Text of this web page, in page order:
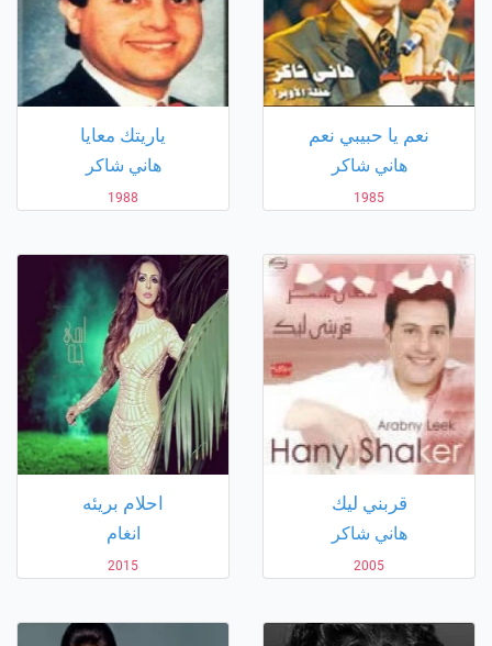
نعم يا حبيبي نعم
هاني شاكر
1985
ياريتك معايا
هاني شاكر
1988
قربني ليك
هاني شاكر
2005
احلام بريئه
انغام
2015